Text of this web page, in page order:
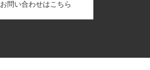
お問い合わせはこちら